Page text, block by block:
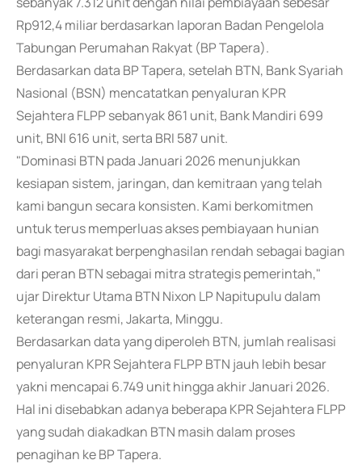
Rp912,4 miliar berdasarkan laporan Badan Pengelola
Tabungan Perumahan Rakyat (BP Tapera).
Berdasarkan data BP Tapera, setelah BTN, Bank Syariah
Nasional (BSN) mencatatkan penyaluran KPR
Sejahtera FLPP sebanyak 861 unit, Bank Mandiri 699
unit, BNI 616 unit, serta BRI 587 unit.
"Dominasi BTN pada Januari 2026 menunjukkan
kesiapan sistem, jaringan, dan kemitraan yang telah
kami bangun secara konsisten. Kami berkomitmen
untuk terus memperluas akses pembiayaan hunian
bagi masyarakat berpenghasilan rendah sebagai bagian
dari peran BTN sebagai mitra strategis pemerintah,"
ujar Direktur Utama BTN Nixon LP Napitupulu dalam
keterangan resmi, Jakarta, Minggu.
Berdasarkan data yang diperoleh BTN, jumlah realisasi
penyaluran KPR Sejahtera FLPP BTN jauh lebih besar
yakni mencapai 6.749 unit hingga akhir Januari 2026.
Hal ini disebabkan adanya beberapa KPR Sejahtera FLPP
yang sudah diakadkan BTN masih dalam proses
penagihan ke BP Tapera.